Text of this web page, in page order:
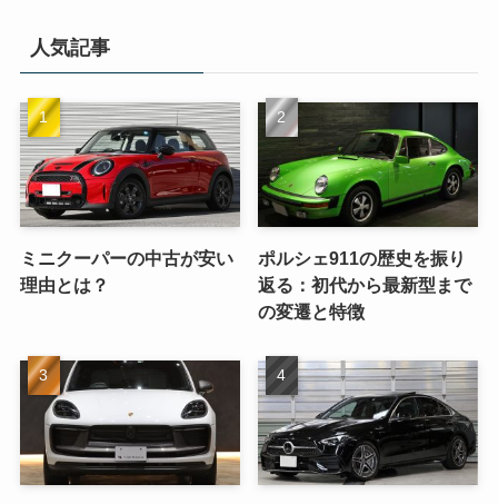
人気記事
ミニクーパーの中古が安い
理由とは？
ポルシェ911の歴史を振り
返る：初代から最新型まで
の変遷と特徴